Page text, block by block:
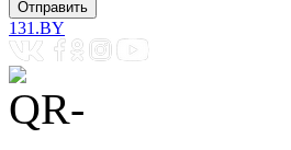
131.BY